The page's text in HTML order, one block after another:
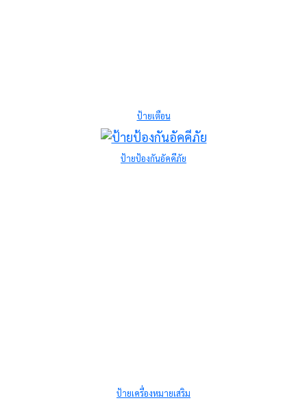
ป้ายเตือน
ป้ายป้องกันอัคคีภัย
ป้ายเครื่องหมายเสริม